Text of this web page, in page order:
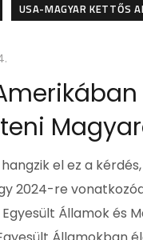
USA-MAGYAR KETTŐS
el ez a
2024-re
Államok és